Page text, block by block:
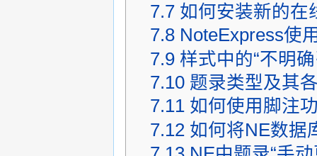
7.7 如何安装新的在
7.8 NoteExpress使
7.9 样式中的“不明
7.10 题录类型及其
7.11 如何使用脚注
7.12 如何将NE数据